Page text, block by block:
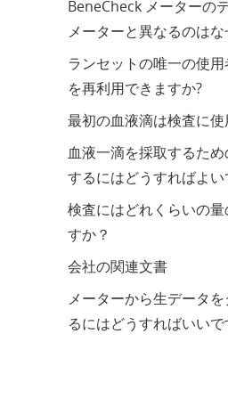
BeneCheck メーターの
メーターと異なるのは
ランセットの唯一の使
を再利用できますか?
最初の血液滴は検査に
血液一滴を採取するた
するにはどうすればよ
検査にはどれくらいの
すか？
会社の関連文書
メーターから生データ
るにはどうすればいいで